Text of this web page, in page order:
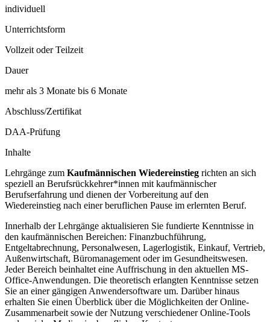
individuell
Unterrichtsform
Vollzeit oder Teilzeit
Dauer
mehr als 3 Monate bis 6 Monate
Abschluss/Zertifikat
DAA-Prüfung
Inhalte
Lehrgänge zum Kaufmännischen Wiedereinstieg richten an sich
speziell an Berufsrückkehrer*innen mit kaufmännischer
Berufserfahrung und dienen der Vorbereitung auf den
Wiedereinstieg nach einer beruflichen Pause im erlernten Beruf.
Innerhalb der Lehrgänge aktualisieren Sie fundierte Kenntnisse in
den kaufmännischen Bereichen: Finanzbuchführung,
Entgeltabrechnung, Personalwesen, Lagerlogistik, Einkauf, Vertrieb,
Außenwirtschaft, Büromanagement oder im Gesundheitswesen.
Jeder Bereich beinhaltet eine Auffrischung in den aktuellen MS-
Office-Anwendungen. Die theoretisch erlangten Kenntnisse setzen
Sie an einer gängigen Anwendersoftware um. Darüber hinaus
erhalten Sie einen Überblick über die Möglichkeiten der Online-
Zusammenarbeit sowie der Nutzung verschiedener Online-Tools